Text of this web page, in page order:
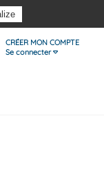
Satisfait ou remboursé*
CRÉER MON COMPTE
Se connecter